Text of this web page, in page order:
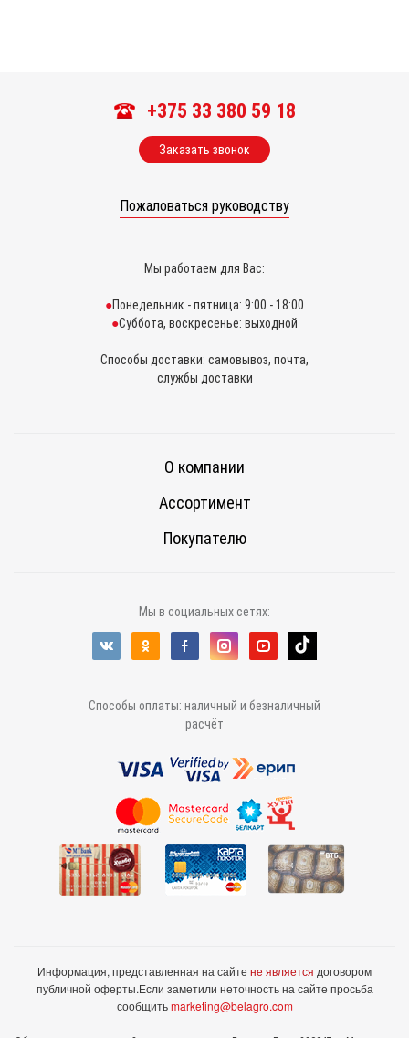
+375 33 380 59 18
Заказать звонок
Пожаловаться руководству
Мы работаем для Вас:
Понедельник - пятница: 9:00 - 18:00
Суббота, воскресенье: выходной
Способы доставки: самовывоз, почта,
службы доставки
О компании
Ассортимент
Покупателю
Мы в социальных сетях:
Способы оплаты: наличный и безналичный
расчёт
Информация, представленная на сайте не является договором
публичной оферты.Если заметили неточность на сайте просьба
сообщитьmarketing@belagro.com